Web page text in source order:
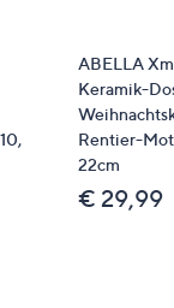
ABELLA
Keramik-
Rentier-
22cm
€ 29,99